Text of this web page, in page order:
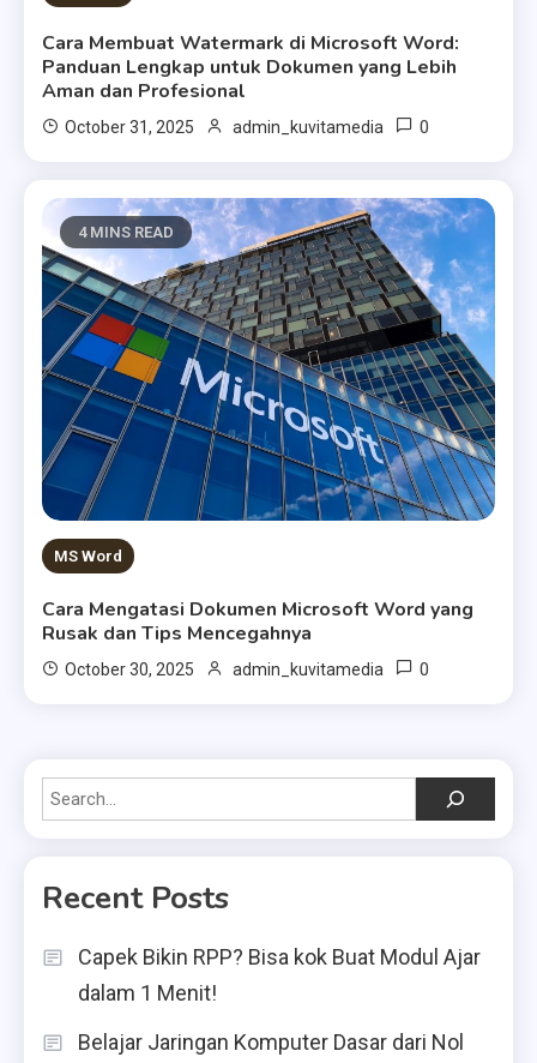
Cara Membuat Watermark di Microsoft Word:
Panduan Lengkap untuk Dokumen yang Lebih
Aman dan Profesional
October 31, 2025 admin_kuvitamedia 0
4 MINS READ
MS Word
Cara Mengatasi Dokumen Microsoft Word yang
Rusak dan Tips Mencegahnya
October 30, 2025 admin_kuvitamedia 0
Search
Recent Posts
Capek Bikin RPP? Bisa kok Buat Modul Ajar
dalam 1 Menit!
Belajar Jaringan Komputer Dasar dari Nol